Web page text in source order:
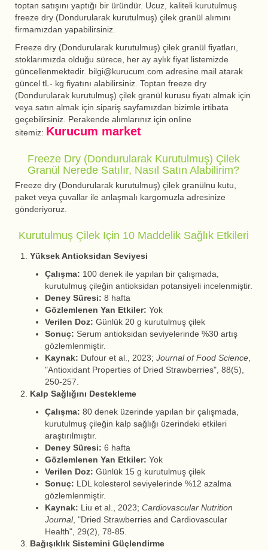
toptan satışını yaptığı bir üründür. Ucuz, kaliteli kurutulmuş
freeze dry (Dondurularak kurutulmuş) çilek granül alımını
firmamızdan yapabilirsiniz.
Freeze dry (Dondurularak kurutulmuş) çilek granül fiyatları,
stoklarımızda olduğu sürece, her ay aylık fiyat listemizde
güncellenmektedir. bilgi@kurucum.com adresine mail atarak
güncel tL- kg fiyatını alabilirsiniz. Toptan freeze dry
(Dondurularak kurutulmuş) çilek granül kurusu fiyatı almak için
veya satın almak için sipariş sayfamızdan bizimle irtibata
geçebilirsiniz. Perakende alımlarınız için online
sitemiz: Kurucum market
Freeze Dry (Dondurularak Kurutulmuş) Çilek
Granül Nerede Satılır, Nasıl Satın Alabilirim?
Freeze dry (Dondurularak kurutulmuş) çilek granülnu kutu,
paket veya çuvallar ile anlaşmalı kargomuzla adresinize
gönderiyoruz.
Kurutulmuş Çilek Için 10 Maddelik Sağlık Etkileri
Yüksek Antioksidan Seviyesi
Çalışma: 100 denek ile yapılan bir çalışmada,
kurutulmuş çileğin antioksidan potansiyeli incelenmiştir.
Deney Süresi: 8 hafta
Gözlemlenen Yan Etkiler: Yok
Verilen Doz: Günlük 20 g kurutulmuş çilek
Sonuç: Serum antioksidan seviyelerinde %30 artış
gözlemlenmiştir.
Kaynak: Dufour et al., 2023; Journal of Food Science,
"Antioxidant Properties of Dried Strawberries", 88(5),
250-257.
Kalp Sağlığını Destekleme
Çalışma: 80 denek üzerinde yapılan bir çalışmada,
kurutulmuş çileğin kalp sağlığı üzerindeki etkileri
araştırılmıştır.
Deney Süresi: 6 hafta
Gözlemlenen Yan Etkiler: Yok
Verilen Doz: Günlük 15 g kurutulmuş çilek
Sonuç: LDL kolesterol seviyelerinde %12 azalma
gözlemlenmiştir.
Kaynak: Liu et al., 2023; Cardiovascular Nutrition
Journal, "Dried Strawberries and Cardiovascular
Health", 29(2), 78-85.
Bağışıklık Sistemini Güçlendirme